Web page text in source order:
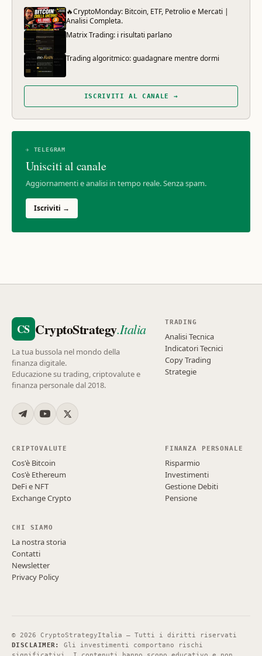
🔥CryptoMonday: Bitcoin, ETF, Petrolio e Mercati |
Analisi Completa.
Matrix Trading: i risultati parlano
Trading algoritmico: guadagnare mentre dormi
ISCRIVITI AL CANALE →
✈ TELEGRAM
Unisciti al canale
Aggiornamenti e analisi in tempo reale. Senza spam.
Iscriviti →
CS CryptoStrategy.Italia
La tua bussola nel mondo della
finanza digitale.
Educazione su trading, criptovalute e
finanza personale dal 2018.
TRADING
Analisi Tecnica
Indicatori Tecnici
Copy Trading
Strategie
CRIPTOVALUTE
Cos'è Bitcoin
Cos'è Ethereum
DeFi e NFT
Exchange Crypto
FINANZA PERSONALE
Risparmio
Investimenti
Gestione Debiti
Pensione
CHI SIAMO
La nostra storia
Contatti
Newsletter
Privacy Policy
© 2026 CryptoStrategyItalia — Tutti i diritti riservati
DISCLAIMER:
Gli investimenti comportano rischi